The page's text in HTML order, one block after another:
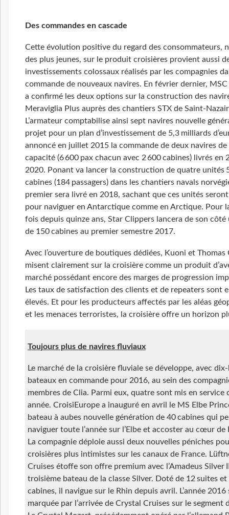
Des commandes en cascade
Cette évolution positive du regard des consommateurs,
des plus jeunes, sur le produit croisières provient aussi
investissements colossaux réalisés par les compagnies
commande de nouveaux navires. En février dernier,
a confirmé les deux options sur la construction des
Meraviglia Plus auprès des chantiers STX de Saint-
L’armateur comptabilise ainsi sept navires nouvelle
projet pour un plan d’investissement de 5,3 milliards
annoncé en juillet 2015 la commande de deux navires de
capacité (6 600 pax chacun avec 2 600 cabines) livrés en
2020. Ponant va lancer la construction de quatre unités
cabines (184 passagers) dans les chantiers navals
premier sera livré en 2018, sachant que ces unités seront
pour naviguer en Antarctique comme en Arctique. Pour
fois depuis quinze ans, Star Clippers lancera de son côté
de 150 cabines au premier semestre 2017.
Avec l’ouverture de boutiques dédiées, Kuoni et Thomas
misent clairement sur la croisière comme un produit
marché possédant encore des marges de progression
Les taux de satisfaction des clients et de repeaters sont
élevés. Et pour les producteurs affectés par les aléas
et les menaces terroristes, la croisière offre un horizon
Toujours plus de navires fluviaux
Le marché de la croisière fluviale se développe, avec
bateaux en commande pour 2016, au sein des
membres de Clia. Parmi eux, quatre sont mis en service
année. CroisiEurope a inauguré en avril le MS Elbe
bateau à aubes nouvelle génération de 40 cabines qui
naviguer toute l’année sur l’Elbe et accoster au cœur de
La compagnie déploie aussi deux nouvelles péniches
croisières plus intimistes sur les canaux de France.
Cruises étoffe son offre premium avec l’Amadeus Silver
troisième bateau de la classe Silver. Doté de 12 suites
cabines, il navigue sur le Rhin depuis avril. L’année 2016
marquée par l’arrivée de Crystal Cruises sur le segment